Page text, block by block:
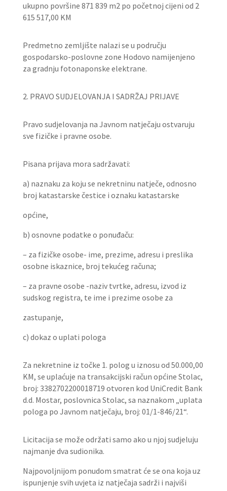
ukupno površine 871 839 m2 po početnoj cijeni od 2
615 517,00 KM
Predmetno zemljište nalazi se u području
gospodarsko-poslovne zone Hodovo namijenjeno
za gradnju fotonaponske elektrane.
2. PRAVO SUDJELOVANJA I SADRŽAJ PRIJAVE
Pravo sudjelovanja na Javnom natječaju ostvaruju
sve fizičke i pravne osobe.
Pisana prijava mora sadržavati:
a) naznaku za koju se nekretninu natječe, odnosno
broj katastarske čestice i oznaku katastarske
općine,
b) osnovne podatke o ponuđaču:
– za fizičke osobe- ime, prezime, adresu i preslika
osobne iskaznice, broj tekućeg računa;
– za pravne osobe -naziv tvrtke, adresu, izvod iz
sudskog registra, te ime i prezime osobe za
zastupanje,
c) dokaz o uplati pologa
Za nekretnine iz točke 1. polog u iznosu od 50.000,00
KM, se uplaćuje na transakcijski račun općine Stolac,
broj: 3382702200018719 otvoren kod UniCredit Bank
d.d. Mostar, poslovnica Stolac, sa naznakom „uplata
pologa po Javnom natječaju, broj: 01/1-846/21“.
Licitacija se može održati samo ako u njoj sudjeluju
najmanje dva sudionika.
Najpovoljnijom ponudom smatrat će se ona koja uz
ispunjenje svih uvjeta iz natječaja sadrži i najviši